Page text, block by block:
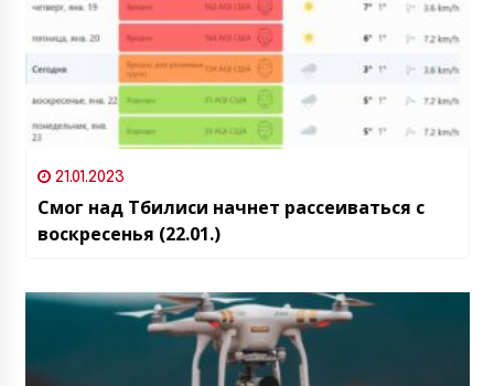
21.01.2023
Смог над Тбилиси начнет рассеиваться с
воскресенья (22.01.)